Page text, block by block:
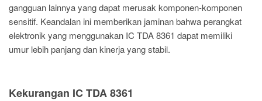
gangguan lainnya yang dapat merusak komponen-komponen
sensitif. Keandalan ini memberikan jaminan bahwa perangkat
elektronik yang menggunakan IC TDA 8361 dapat memiliki
umur lebih panjang dan kinerja yang stabil.
Kekurangan IC TDA 8361